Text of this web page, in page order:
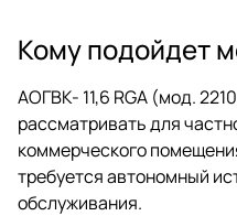
Кому подойдет
АОГВК- 11,6 RGA (мод.
рассматривать для
коммерческого
требуется автономный
обслуживания.